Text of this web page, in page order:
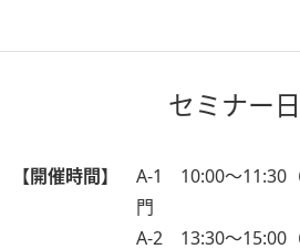
セミナー
【開催時間】
A-1 10:00～11:30
門
A-2 13:30～15:00